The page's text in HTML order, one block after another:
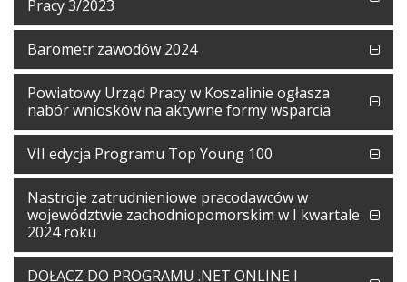
Pracy 3/2023
Barometr zawodów 2024
Powiatowy Urząd Pracy w Koszalinie ogłasza
nabór wniosków na aktywne formy wsparcia
VII edycja Programu Top Young 100
Nastroje zatrudnieniowe pracodawców w
województwie zachodniopomorskim w I kwartale
2024 roku
DOŁĄCZ DO PROGRAMU .NET ONLINE I